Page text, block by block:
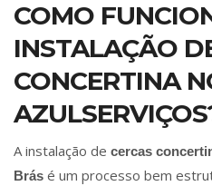
COMO
INSTALAÇÃO
CONCERTINA
A instalação de cercas
Brás é um processo bem